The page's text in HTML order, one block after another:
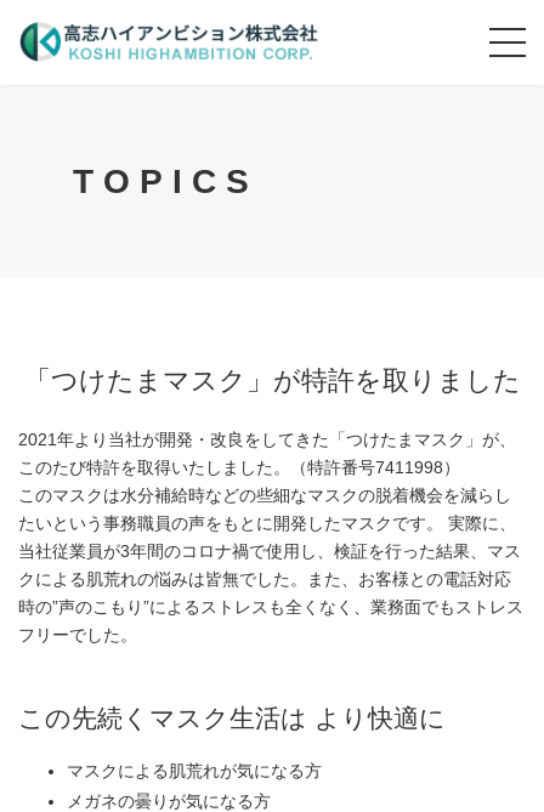
T O P I C S
「つけたまマスク」が特許を取りました
2021年より当社が開発・改良をしてきた「つけたまマスク」が、
このたび特許を取得いたしました。（特許番号7411998）
このマスクは水分補給時などの些細なマスクの脱着機会を減らし
たいという事務職員の声をもとに開発したマスクです。 実際に、
当社従業員が3年間のコロナ禍で使用し、検証を行った結果、マス
クによる肌荒れの悩みは皆無でした。また、お客様との電話対応
時の”声のこもり”によるストレスも全くなく、業務面でもストレス
フリーでした。
この先続くマスク生活は より快適に
マスクによる肌荒れが気になる方
メガネの曇りが気になる方